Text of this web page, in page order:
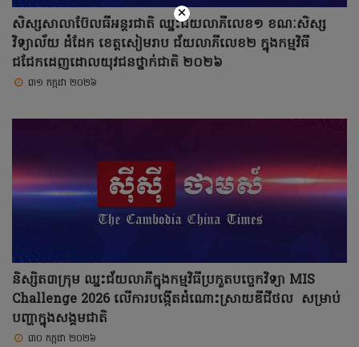
សិស្សសាលាប៊ែលធីអន្តរជាតិ ឈ្នះជ័យលាភីលេខ១ ខណៈសិស្ស
វិទ្យាល័យ ដំដែក ខេត្តសៀមរាប ជ័យលាភីលេខ២ ក្នុងកម្មវិធី
ជជែកដេញដោលយុវជនថ្នាក់ជាតិ ២០២៦
៣១ កក្កដា ២០២៦
និស្សិត៣ក្រុម ឈ្នះជ័យលាភីក្នុងកម្មវិធីប្រកួតបច្ចេកវិទ្យា MIS
Challenge 2026 លើការបង្កើតដំណោះស្រាយឌីជីថល សម្រាប់
បញ្ហាក្នុងសង្គមជាតិ
៣០ កក្កដា ២០២៦
×